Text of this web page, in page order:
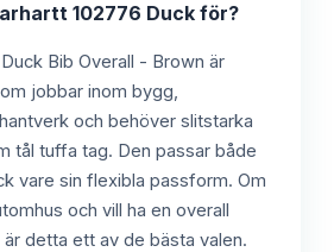
102776 Duck för?
Bib Overall - Brown är
jobbar inom bygg,
och behöver slitstarka
tål tuffa tag. Den passar både
vare sin flexibla passform. Om
och vill ha en overall
detta ett av de bästa valen.